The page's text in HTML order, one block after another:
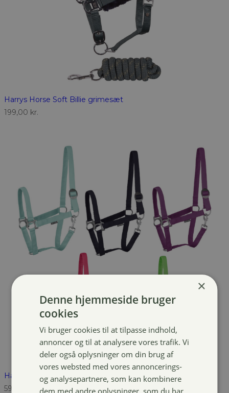
Harrys Horse Soft Billie grimesæt
199,00 kr.
Harrys Horse STLT Økonomi grime
59,00
×
Denne hjemmeside bruger
cookies
Vi bruger cookies til at tilpasse indhold,
annoncer og til at analysere vores trafik. Vi
deler også oplysninger om din brug af
vores websted med vores annoncerings-
og analysepartnere, som kan kombinere
dem med andre oplysninger, som du har